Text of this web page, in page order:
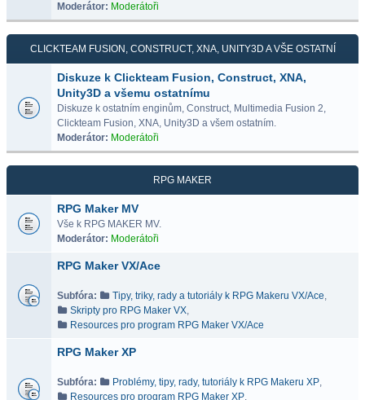
Moderátor: Moderátoři
CLICKTEAM FUSION, CONSTRUCT, XNA, UNITY3D A VŠE OSTATNÍ
Diskuze k Clickteam Fusion, Construct, XNA,
Unity3D a všemu ostatnímu
Diskuze k ostatním enginům, Construct, Multimedia Fusion 2,
Clickteam Fusion, XNA, Unity3D a všem ostatním.
Moderátor: Moderátoři
RPG MAKER
RPG Maker MV
Vše k RPG MAKER MV.
Moderátor: Moderátoři
RPG Maker VX/Ace
Subfóra: Tipy, triky, rady a tutoriály k RPG Makeru VX/Ace,
Skripty pro RPG Maker VX,
Resources pro program RPG Maker VX/Ace
RPG Maker XP
Subfóra: Problémy, tipy, rady, tutoriály k RPG Makeru XP,
Resources pro program RPG Maker XP,